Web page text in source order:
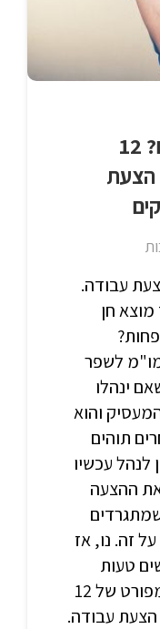
זה הזמן לעשות שרירים? 12
הצעת
עבודה.
חן
מו"מ לשפר
ינהלו
והוא
תוהים
לנהל עכשיו
ההצעה
זה. נו, אז
טעות
בלתי הפיכה, קבלו מדריך מפורט של 12
הצעת עבודה.